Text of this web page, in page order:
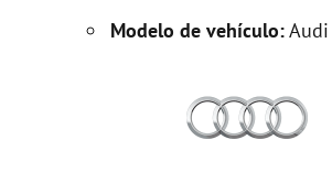
Modelo de vehículo:Audi